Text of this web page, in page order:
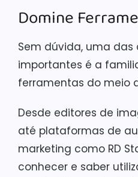
Domine
Sem dúvida, uma
importantes é a
ferramentas do meio
Desde editores de
até plataformas de
marketing como RD
conhecer e saber